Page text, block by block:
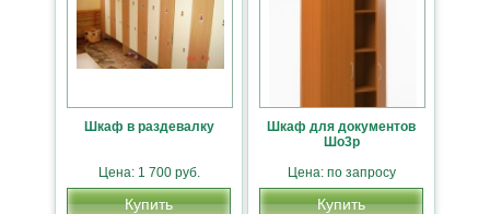
Шкаф в раздевалку
Цена: 1 700 руб.
Купить
Шкаф для документов
Шо3р
Цена: по запросу
Купить